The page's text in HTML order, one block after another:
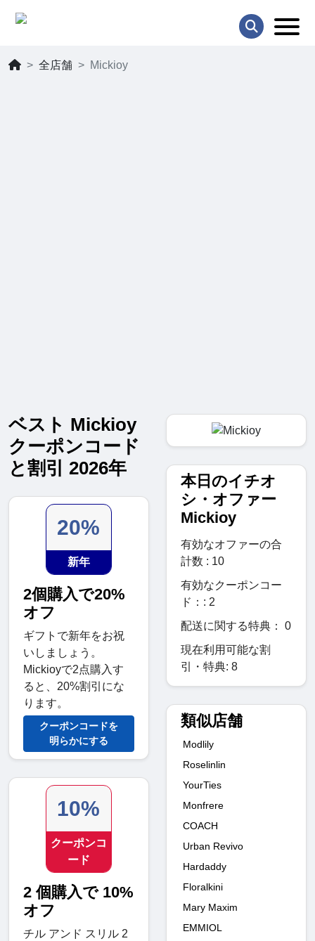
全店舗 Mickioy
ベスト Mickioy
クーポンコード
と割引 2026年
20%
新年
2個購入で20%
オフ
ギフトで新年をお祝
いしましょう。
Mickioyで2点購入す
ると、20%割引にな
ります。
クーポンコードを
明らかにする
10%
クーポンコ
ード
2 個購入で 10%
オフ
チル アンド スリル 2
本日のイチオ
シ・オファー
Mickioy
有効なオファーの合
計数 : 10
有効なクーポンコー
ド：: 2
配送に関する特典： 0
現在利用可能な割
引・特典: 8
類似店舗
Modlily
Roselinlin
YourTies
Monfrere
COACH
Urban Revivo
Hardaddy
Floralkini
Mary Maxim
EMMIOL